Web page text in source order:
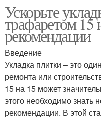
Ускорьте
трафаретом 15
рекомендации
Введение
Укладка плитки – это
ремонта или
15 на 15 может
этого необходимо знать
рекомендации. В этой